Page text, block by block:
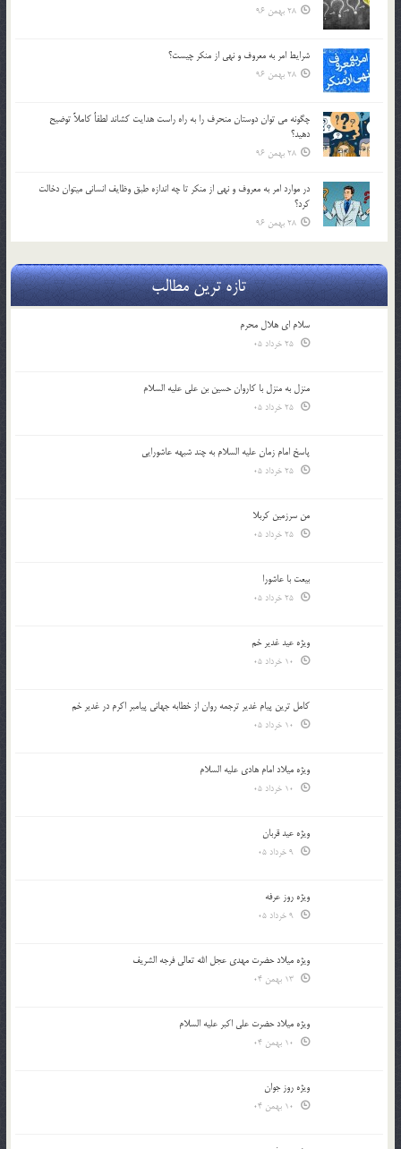
28 بهمن 96
شرايط امر به معروف و نهي از منكر چيست؟
28 بهمن 96
چگونه مي توان دوستان منحرف را به راه راست هدايت كشاند لطفاٌ كاملاً توضيح
دهيد؟
28 بهمن 96
در موارد امر به معروف و نهي از منكر تا چه اندازه طبق وظايف انساني مي‎توان دخالت
كرد؟
28 بهمن 96
تازه ترین مطالب
سلام ای هلال محرم
منزل به منزل با کاروان حسین بن علی علیه السلام
پاسخ امام زمان علیه السلام به چند شبهه عاشورایی
من سرزمین کربلا
بیعت با عاشورا
ویژه عید غدیر خم
کامل ترین پیام غدیر ترجمه روان از خطابه جهانی پیامبر اکرم در غدیر خم
ویژه میلاد امام هادی علیه السلام
ویژه عید قربان
ویژه روز عرفه
ویژه میلاد حضرت مهدی عجل الله تعالی فرجه الشريف
ویژه میلاد حضرت علی اکبر علیه السلام
ویژه روز جوان